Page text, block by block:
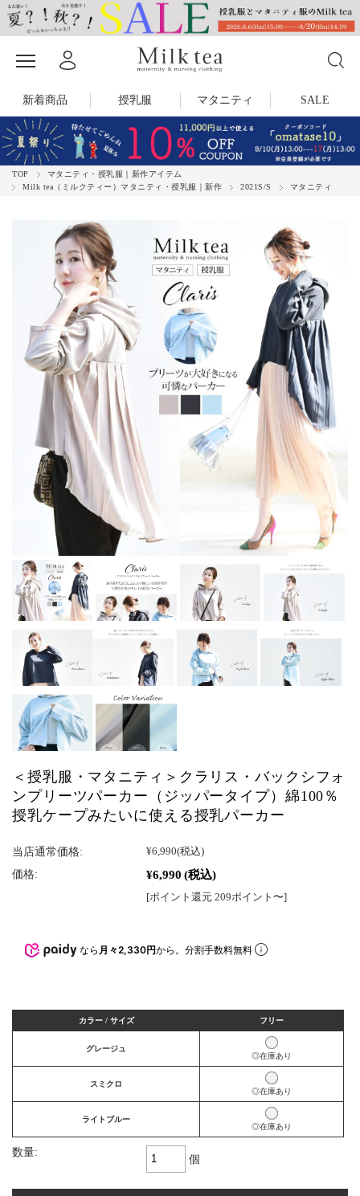
新着商品 授乳服 マタニティ SALE
TOP
マタニティ・授乳服｜新作アイテム
Milk tea（ミルクティー）マタニティ・授乳服｜新作
2021S/S マタニティ
＜授乳服・マタニティ＞クラリス・バックシフォ
ンプリーツパーカー（ジッパータイプ）綿100％
授乳ケープみたいに使える授乳パーカー
当店通常価格: ¥6,990(税込)
価格: ¥6,990 (税込)
[ポイント還元 209ポイント〜]
なら 月々2,330円から。分割手数料無料
カラー / サイズ フリー
グレージュ
◎在庫あり
スミクロ
◎在庫あり
ライトブルー
◎在庫あり
数量:
個